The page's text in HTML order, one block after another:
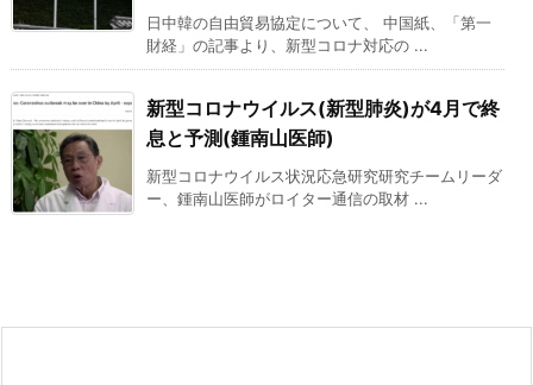
日中韓の自由貿易協定について、 中国紙、「第一
財経」の記事より、新型コロナ対応の ...
新型コロナウイルス(新型肺炎)が4月で終
息と予測(鍾南山医師)
新型コロナウイルス状況応急研究研究チームリーダ
ー、鍾南山医師がロイター通信の取材 ...